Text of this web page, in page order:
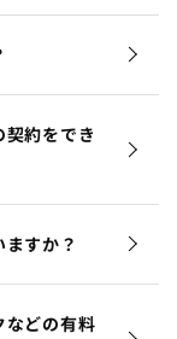
約をでき
すか？
などの有料